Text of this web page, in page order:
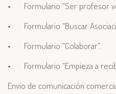
•
Formulario “Ser profesor
•
Formulario “Buscar
•
Formulario “Colaborar”.
•
Formulario “Empieza a
Envío de comunicación